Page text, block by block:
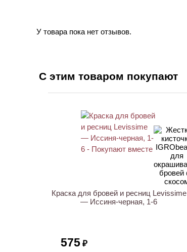
У товара пока нет отзывов.
С этим товаром покупают
Краска для бровей и ресниц Levissime
— Иссиня-черная, 1-6
575 ₽